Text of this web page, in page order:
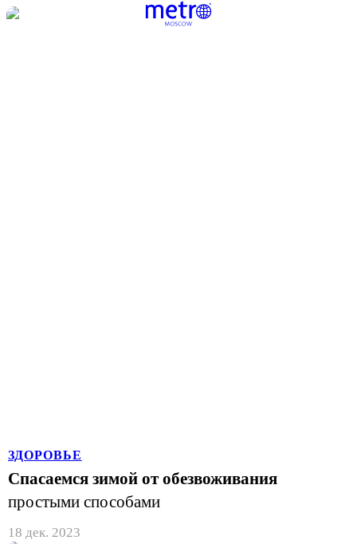
ЗДОРОВЬЕ
Спасаемся зимой от обезвоживания
простыми способами
18 дек. 2023